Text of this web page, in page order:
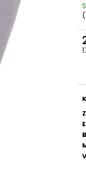
SET
STŘEDEM A
MM,